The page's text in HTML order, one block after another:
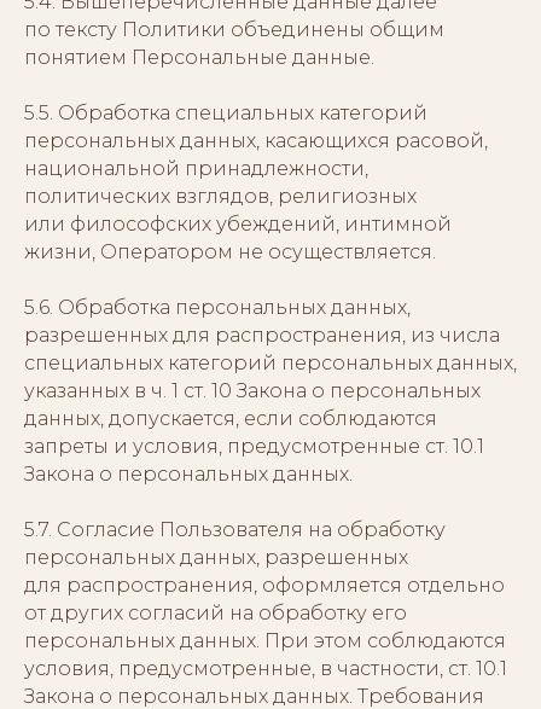
по тексту Политики объединены общим
понятием Персональные данные.
5.5. Обработка специальных категорий
персональных данных, касающихся расовой,
национальной принадлежности,
политических взглядов, религиозных
или философских убеждений, интимной
жизни, Оператором не осуществляется.
5.6. Обработка персональных данных,
разрешенных для распространения, из числа
специальных категорий персональных данных,
указанных в ч. 1 ст. 10 Закона о персональных
данных, допускается, если соблюдаются
запреты и условия, предусмотренные ст. 10.1
Закона о персональных данных.
5.7. Согласие Пользователя на обработку
персональных данных, разрешенных
для распространения, оформляется отдельно
от других согласий на обработку его
персональных данных. При этом соблюдаются
условия, предусмотренные, в частности, ст. 10.1
Закона о персональных данных. Требования